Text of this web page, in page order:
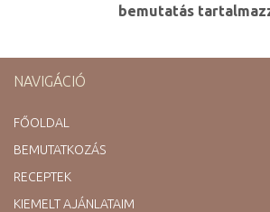
bemutatás
NAVIGÁCIÓ
FŐOLDAL
BEMUTATKOZÁS
RECEPTEK
KIEMELT AJÁNLATAIM